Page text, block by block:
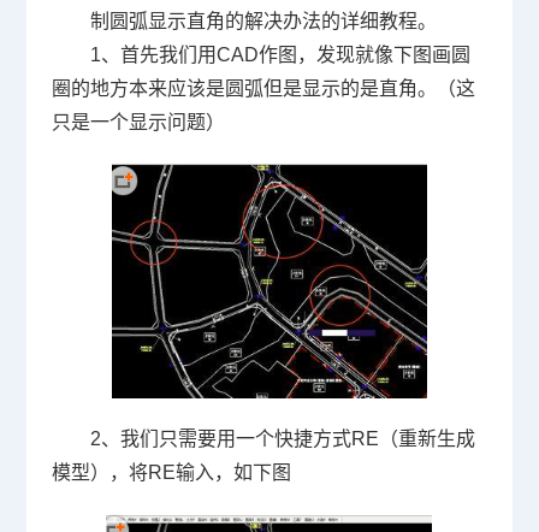
制圆弧显示直角的解决办法的详细教程。
1、首先我们用CAD作图，发现就像下图画圆
圈的地方本来应该是圆弧但是显示的是直角。（这
只是一个显示问题）
2、我们只需要用一个快捷方式RE （重新生成
模型），将RE输入，如下图